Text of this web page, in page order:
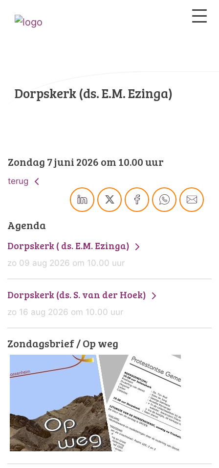
Dorpskerk (ds. E.M. Ezinga)
Zondag 7 juni 2026 om 10.00 uur
terug
Agenda
Dorpskerk ( ds. E.M. Ezinga)
zo 09 aug 2026 om 10.00 uur
Dorpskerk (ds. S. van der Hoek)
zo 16 aug 2026 om 10.00 uur
Zondagsbrief / Op weg